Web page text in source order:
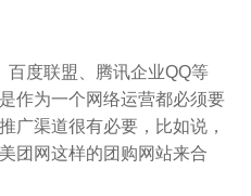
百度联盟、腾讯企业QQ等
作为一个网络运营都必须要
广渠道很有必要，比如说，
团网这样的团购网站来合